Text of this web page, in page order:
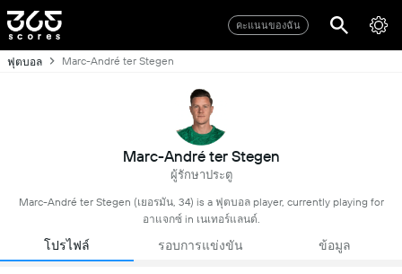
คะแนนของฉัน
ฟุตบอล Marc-André ter Stegen
Marc-André ter Stegen
ผู้รักษาประตู
Marc-André ter Stegen (เยอรมัน, 34) is a ฟุตบอล player, currently playing for
อาแจกซ์ in เนเทอร์แลนด์.
โปรไฟล์ รอบการแข่งขัน ข้อมูล